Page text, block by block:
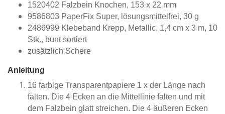
1520402 Falzbein Knochen, 153 x 22 mm
9586803 PaperFix Super, lösungsmittelfrei, 30 g
2486999 Klebeband Krepp, Metallic, 1,4 cm x 3 m, 10
Stk., bunt sortiert
zusätzlich Schere
Anleitung
16 farbige Transparentpapiere 1 x der Länge nach
falten. Die 4 Ecken an die Mittellinie falten und mit
dem Falzbein glatt streichen. Die 4 äußeren Ecken